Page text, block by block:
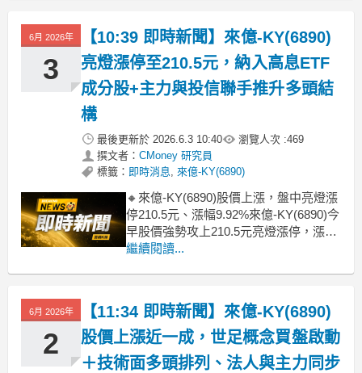
溫，同時前一日投信大幅買超、主力連
日加碼，形成順勢推升的多頭行
6月 2026年
3
【10:39 即時新聞】來億-KY(6890)
亮燈漲停至210.5元，納入高息ETF
成分股+主力與投信聯手推升多頭結
構
最後更新於 2026.6.3 10:40 瀏覽人次 :469
撰文者： CMoney 研究員
標籤： 即時消息, 來億-KY(6890)
🔸來億-KY(6890)股價上漲，盤中亮燈漲
停210.5元、漲幅9.92%來億-KY(6890)今
早股價強勢攻上210.5元亮燈漲停，漲幅
9.92%，盤面多頭動能明顯。主因來自被
現金股利政策，配息題材持續發酵，增
添中長線投資吸引
繼續閱讀...
6月 2026年
2
【11:34 即時新聞】來億-KY(6890)
股價上漲近一成，世足概念買盤啟動
＋技術面多頭排列、法人與主力同步